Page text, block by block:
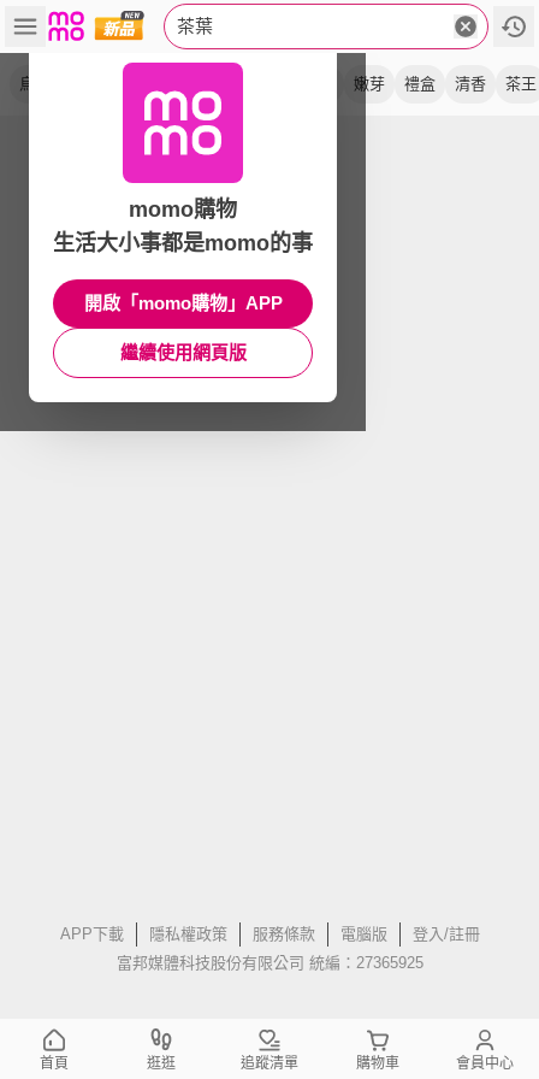
茶葉
烏龍茶 嫩芽 禮盒 清香 茶王
APP下載 隱私權政策 服務條款 電腦版
登入/註冊
富邦媒體科技股份有限公司 統編：27365925
momo購物
生活大小事都是momo的事
開啟「momo購物」APP
繼續使用網頁版
首頁 逛逛 追蹤清單 購物車 會員中心